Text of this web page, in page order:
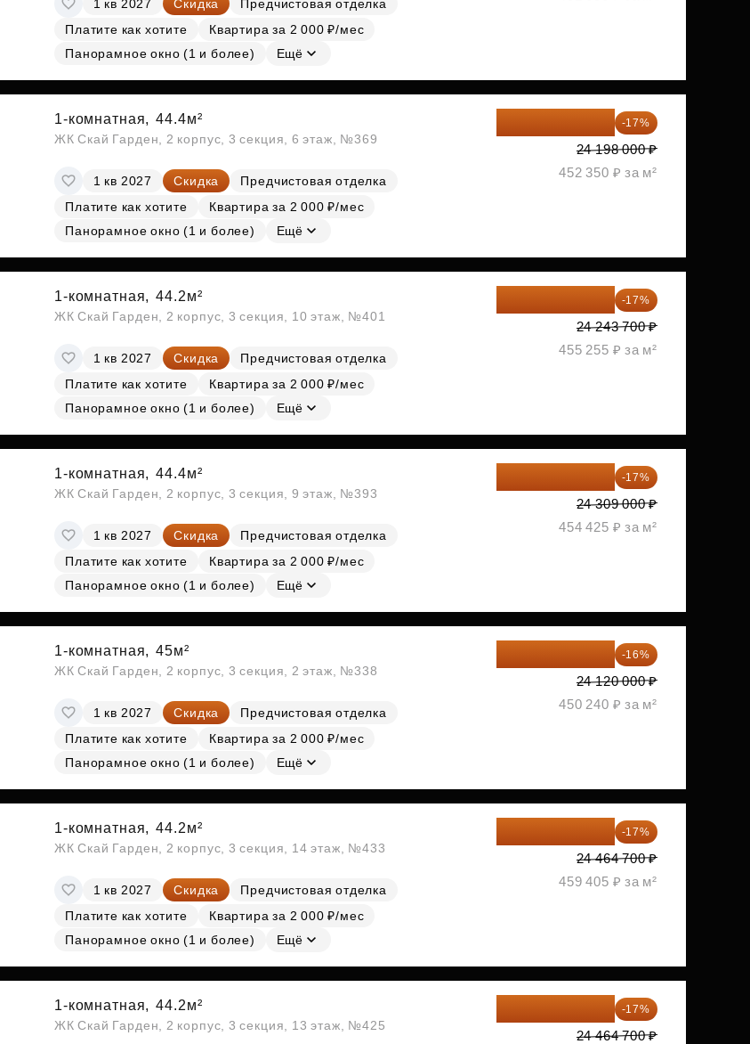
Субсидии
1 кв 2027 Скидка
Предчистовая отделка
Платите как хотите
Квартира за 2 000 ₽/мес
Панорамное окно (1 и более)
Ещё
1-комнатная, 44.4м²
ЖК Скай Гарден, 2 корпус, 3 секция, 6 этаж, №369
1 кв 2027 Скидка
Предчистовая отделка
Платите как хотите
Квартира за 2 000 ₽/мес
Панорамное окно (1 и более)
Ещё
-17%
24 198 000 ₽
452 350 ₽ за м²
1-комнатная, 44.2м²
ЖК Скай Гарден, 2 корпус, 3 секция, 10 этаж, №401
1 кв 2027 Скидка
Предчистовая отделка
Платите как хотите
Квартира за 2 000 ₽/мес
Панорамное окно (1 и более)
Ещё
-17%
24 243 700 ₽
455 255 ₽ за м²
1-комнатная, 44.4м²
ЖК Скай Гарден, 2 корпус, 3 секция, 9 этаж, №393
1 кв 2027 Скидка
Предчистовая отделка
Платите как хотите
Квартира за 2 000 ₽/мес
Панорамное окно (1 и более)
Ещё
-17%
24 309 000 ₽
454 425 ₽ за м²
1-комнатная, 45м²
ЖК Скай Гарден, 2 корпус, 3 секция, 2 этаж, №338
1 кв 2027 Скидка
Предчистовая отделка
Платите как хотите
Квартира за 2 000 ₽/мес
Панорамное окно (1 и более)
Ещё
-16%
24 120 000 ₽
450 240 ₽ за м²
1-комнатная, 44.2м²
ЖК Скай Гарден, 2 корпус, 3 секция, 14 этаж, №433
1 кв 2027 Скидка
Предчистовая отделка
Платите как хотите
Квартира за 2 000 ₽/мес
Панорамное окно (1 и более)
Ещё
-17%
24 464 700 ₽
459 405 ₽ за м²
1-комнатная, 44.2м²
ЖК Скай Гарден, 2 корпус, 3 секция, 13 этаж, №425
-17%
24 464 700 ₽